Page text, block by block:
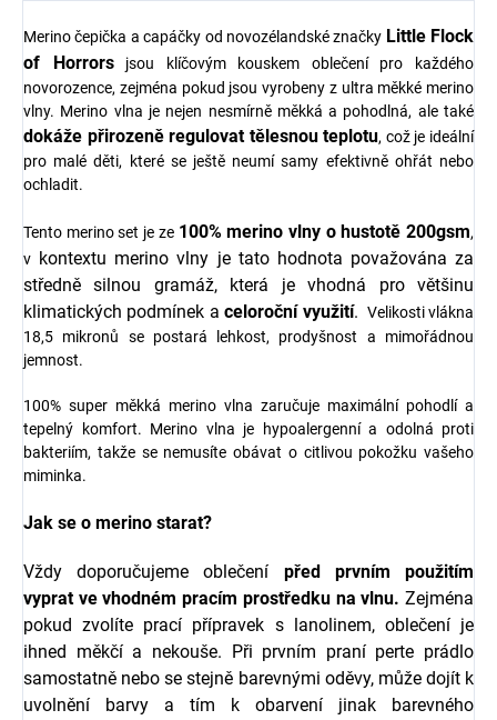
Merino čepička a capáčky od novozélandské značky Little Flock
of Horrorsjsou klíčovým kouskem oblečení pro každého
novorozence, zejména pokud jsou vyrobeny z ultra měkké merino
vlny. Merino vlna je nejen nesmírně měkká a pohodlná, ale také
dokáže přirozeně regulovat tělesnou teplotu, což je ideální
pro malé děti, které se ještě neumí samy efektivně ohřát nebo
ochladit.
Tento merino set je ze 100% merino vlny o hustotě 200gsm,
v kontextu merino vlny je tato hodnota považována za
středně silnou gramáž, která je vhodná pro většinu
klimatických podmínek aceloroční využití. Velikosti vlákna
18,5 mikronů se postará lehkost, prodyšnost a mimořádnou
jemnost.
100% super měkká merino vlna zaručuje maximální pohodlí a
tepelný komfort. Merino vlna je hypoalergenní a odolná proti
bakteriím, takže se nemusíte obávat o citlivou pokožku vašeho
miminka.
Jak se o merino starat?
Vždy doporučujeme oblečení před prvním použitím
vyprat ve vhodném pracím prostředku na vlnu. Zejména
pokud zvolíte prací přípravek s lanolinem, oblečení je
ihned měkčí a nekouše. Při prvním praní perte prádlo
samostatně nebo se stejně barevnými oděvy, může dojít k
uvolnění barvy a tím k obarvení jinak barevného